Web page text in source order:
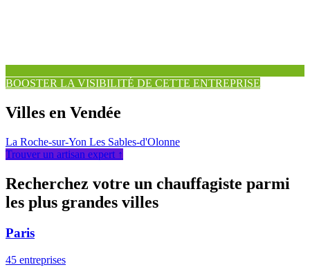
BOOSTER LA VISIBILITÉ DE CETTE ENTREPRISE
Villes en Vendée
La Roche-sur-Yon Les Sables-d'Olonne
Trouver un artisan expert ↑
Recherchez votre un chauffagiste parmi
les plus grandes villes
Paris
45 entreprises